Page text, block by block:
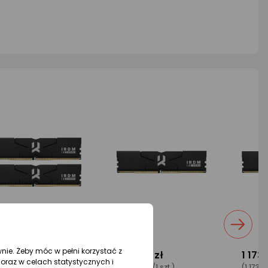
zł 1 177,66 zł 1
Żeby móc w pełni korzystać z
w celach statystycznych i